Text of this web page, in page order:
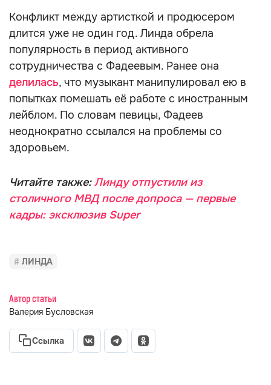
Конфликт между артисткой и продюсером
длится уже не один год. Линда обрела
популярность в период активного
сотрудничества с Фадеевым. Ранее она
делилась, что музыкант манипулировал ею в
попытках помешать её работе с иностранным
лейблом. По словам певицы, Фадеев
неоднократно ссылался на проблемы со
здоровьем.
Читайте также:Линду отпустили из
столичного МВД после допроса — первые
кадры: эксклюзив Super
ЛИНДА
Автор статьи
Валерия Бусловская
Ссылка